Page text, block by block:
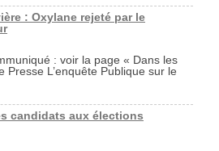
: Oxylane rejeté par le
: voir la page « Dans les
Presse L’enquête Publique sur le
candidats aux élections